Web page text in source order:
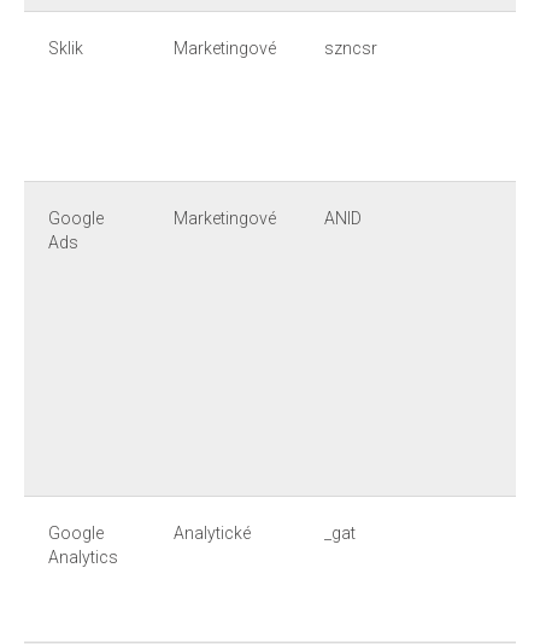
Sklik Marketingové szncsr
Google
Ads
Marketingové ANID
Google
Analytics
Analytické _gat